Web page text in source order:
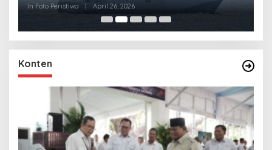
In Foto Peristiwa April 26, 2026
Konten